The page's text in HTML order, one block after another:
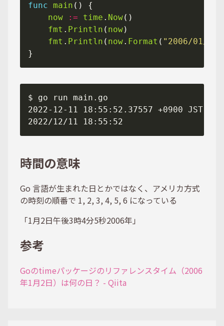
func main
now
:= time . Now
fmt . Println ( now
fmt . Println ( now. Format ( "2006/01/02
2022-12-11 18:55:52.37557 +0900 JST m
時間の意味
Go 言語が生まれた日とかではなく、アメリカ方式
の時刻の順番で 1, 2, 3, 4, 5, 6 になっている
「1月2日午後3時4分5秒2006年」
参考
Goのtimeパッケージのリファレンスタイム（2006
年1月2日）は何の日？ - Qiita